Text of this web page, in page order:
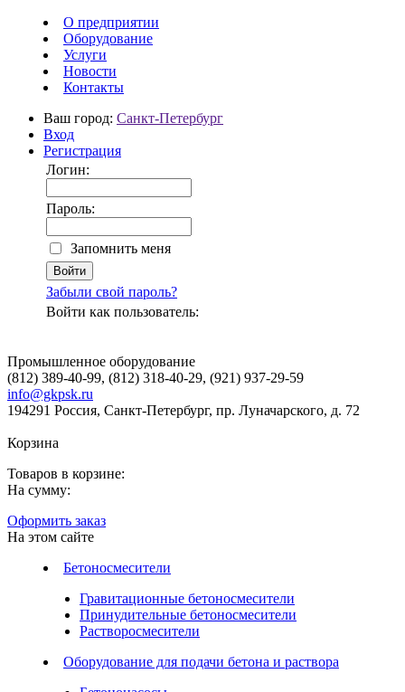
О предприятии
Оборудование
Услуги
Новости
Контакты
Ваш город: Санкт-Петербург
Вход
Регистрация
Логин:
Пароль:
Запомнить меня
Забыли свой пароль?
Войти как пользователь:
Промышленное оборудование
(812) 389-40-99, (812) 318-40-29, (921) 937-29-59
info@gkpsk.ru
194291 Россия, Санкт-Петербург, пр. Луначарского, д. 72
Корзина
Товаров в корзине:
На сумму:
Оформить заказ
На этом сайте
Бетоносмесители
Гравитационные бетоносмесители
Принудительные бетоносмесители
Растворосмесители
Оборудование для подачи бетона и раствора